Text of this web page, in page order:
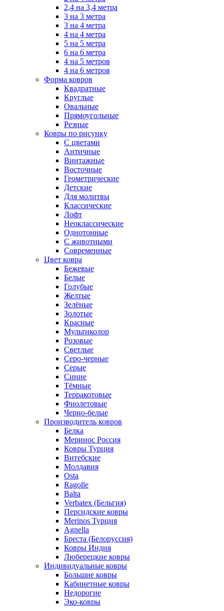
2,4 на 3,4 метра
3 на 3 метра
3 на 4 метра
4 на 4 метра
5 на 5 метра
6 на 6 метра
4 на 5 метров
4 на 6 метров
Форма ковров
Квадратные
Круглые
Овальные
Прямоугольные
Резные
Ковры по рисунку
C цветами
Античные
Винтажные
Восточные
Геометрические
Детские
Для молитвы
Классические
Лофт
Неоклассические
Однотонные
С животными
Современные
Цвет ковра
Бежевые
Белые
Голубые
Желтые
Зелёные
Золотые
Красные
Мультиколор
Розовые
Светлые
Серо-черные
Серые
Синие
Тёмные
Терракотовые
Фиолетовые
Черно-белые
Производитель ковров
Белка
Меринос Россия
Ковры Турция
Витебские
Молдавия
Osta
Ragolle
Balta
Verbatex (Бельгия)
Персидские ковры
Merinos Турция
Agnella
Бреста (Белоруссия)
Ковры Индия
Люберецкие ковры
Индивидуальные ковры
Большие ковры
Кабинетные ковры
Недорогие
Эко-ковры